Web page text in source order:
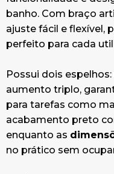
banho. Com braço
ajuste fácil e flexível,
perfeito para cada
Possui dois
aumento triplo,
para tarefas como
acabamento preto
enquanto as
no prático sem